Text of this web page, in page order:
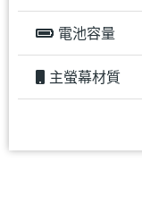
電池容量
主螢幕材質